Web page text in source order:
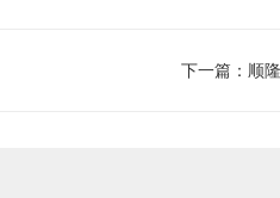
下一篇： 顺